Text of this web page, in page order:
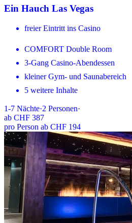
Ein Hauch Las Vegas
freier Eintritt ins Casino
COMFORT Double Room
3-Gang Casino-Abendessen
kleiner Gym- und Saunabereich
5 weitere Inhalte
1-7 Nächte·2 Personen·
ab CHF 387
pro Person ab CHF 194